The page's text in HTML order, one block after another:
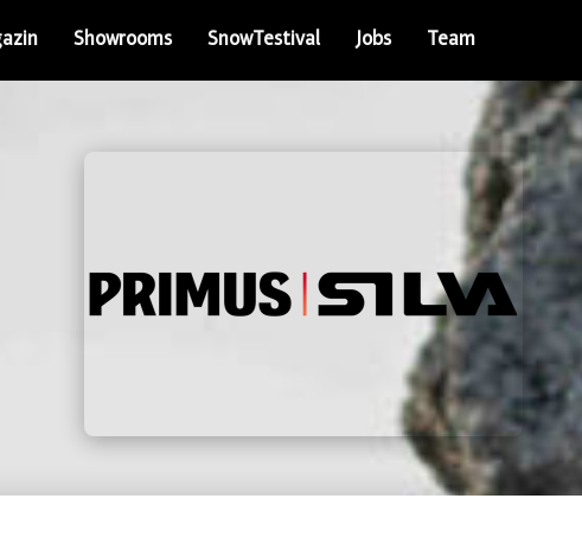
Showrooms SnowTestival Jobs Team